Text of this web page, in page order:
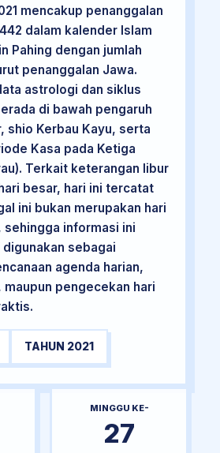
mencakup penanggalan
dalam kalender Islam
Pahing dengan jumlah
penanggalan Jawa.
astrologi dan siklus
di bawah pengaruh
shio Kerbau Kayu, serta
Kasa pada Ketiga
Terkait keterangan libur
besar, hari ini tercatat
ini bukan merupakan hari
sehingga informasi ini
sebagai
agenda harian,
maupun pengecekan hari
TAHUN 2021
MINGGU KE-
27